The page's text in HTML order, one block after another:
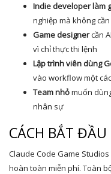
Indie developer làm
nghiệp mà không
Game designercần
vì chỉ thực thi lệnh
Lập trình viên dùng
vào workflow một
Team nhỏmuốn
nhân sự
CÁCH BẮT ĐẦU
Claude Code Game
hoàn toàn miễn phí. Toàn